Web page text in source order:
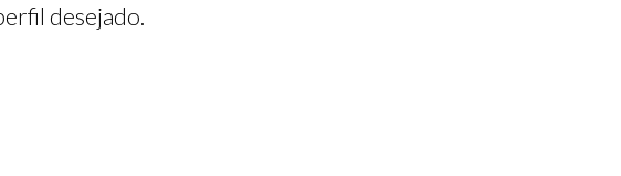
desejado.